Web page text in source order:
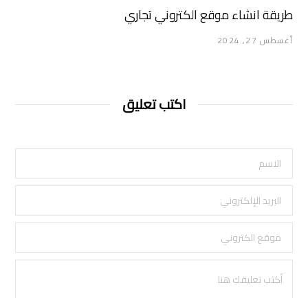
طريقة انشاء موقع الكتروني تجاري
أغسطس 27, 2024
اكتب تعليق